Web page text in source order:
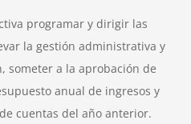
programar y dirigir las
la gestión administrativa y
someter a la aprobación de
anual de ingresos y
cuentas del año anterior.